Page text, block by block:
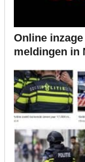
Online
meldingen in